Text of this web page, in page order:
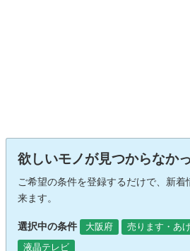
欲しいモノが見つからなか
ご希望の条件を登録するだけで、新着
来ます。
選択中の条件 大阪府 売ります・あ
液晶テレビ